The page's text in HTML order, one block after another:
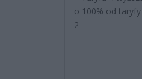
o 100% od taryfy
2